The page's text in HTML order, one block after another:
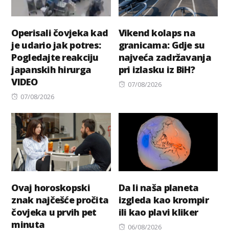
Operisali čovjeka kad
je udario jak potres:
Pogledajte reakciju
japanskih hirurga
VIDEO
Posted
07/08/2026
Vikend kolaps na
granicama: Gdje su
najveća zadržavanja
pri izlasku iz BiH?
Posted
07/08/2026
Ovaj horoskopski
znak najčešće pročita
čovjeka u prvih pet
minuta
Da li naša planeta
izgleda kao krompir
ili kao plavi kliker
Posted
06/08/2026